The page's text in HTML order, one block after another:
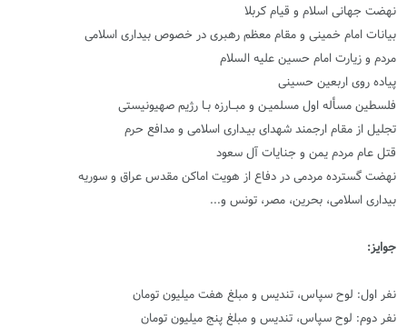
نهضت جهانی اسلام و قیام کربلا
بیانات امام خمینی و مقام معظم رهبری در خصوص بیداری اسلامی
مردم و زیارت امام حسین علیه السلام
پیاده روی اربعین حسینی
فلسطین مسأله اول مسلمیـن و مبــارزه بـا رژیم صهیونیستی
تجلیل از مقام ارجمند شهدای بیـداری اسلامی و مدافع حرم
قتل عام مردم یمن و جنایات آل سعود
نهضت گسترده مردمی در دفاع از هویت اماکن مقدس عراق و سوریه
بیداری اسلامی، بحرین، مصر، تونس و...
جوایز:
نفر اول: لوح سپاس، تندیس و مبلغ هفت میلیون تومان
نفر دوم: لوح سپاس، تندیس و مبلغ پنج میلیون تومان